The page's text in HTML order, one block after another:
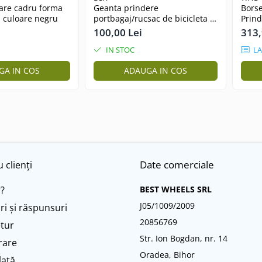
cadru forma
negru
IN COS
Geanta prindere
portbagaj/rucsac de bicicleta 2
in 1
100,00 Lei
IN STOC
ADAUGA IN COS
clienți
și răspunsuri
Date comerciale
BEST WHEELS SRL
J05/1009/2009
20856769
Str. Ion Bogdan, nr. 14
Oradea, Bihor